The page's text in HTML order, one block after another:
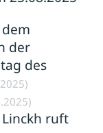
der
des
ruft